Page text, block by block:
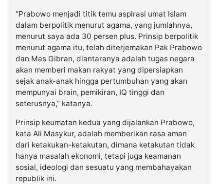
“Prabowo menjadi titik temu aspirasi umat Islam
dalam berpolitik menurut agama, yang jumlahnya,
menurut saya ada 30 persen plus. Prinsip berpolitik
menurut agama itu, telah diterjemakan Pak Prabowo
dan Mas Gibran, diantaranya adalah tugas negara
akan memberi makan rakyat yang dipersiapkan
sejak anak-anak hingga pertumbuhan yang akan
mempunyai brain, pemikiran, IQ tinggi dan
seterusnya,” katanya.
Prinsip keumatan kedua yang dijalankan Prabowo,
kata Ali Masykur, adalah memberikan rasa aman
dari ketakukan-ketakutan, dimana ketakutan tidak
hanya masalah ekonomi, tetapi juga keamanan
sosial, ideologi dan sesuatu yang membahayakan
republik ini.